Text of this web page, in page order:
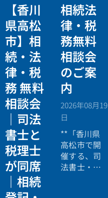
【香川
県高松
市】相
続・法
律・税
務 無料
相談会
｜司法
書士と
税理士
が同席
｜相続
相続法
律・税
務無料
相談会
のご案
内
2026年08月19
日
**「香川県
高松市で開
催する、司
法書士・税